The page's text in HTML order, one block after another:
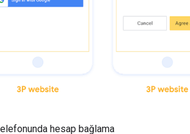
telefonunda hesap bağlama